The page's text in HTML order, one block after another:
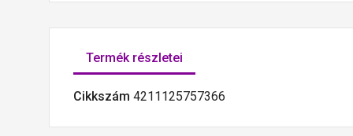
Termék részletei
Cikkszám 4211125757366